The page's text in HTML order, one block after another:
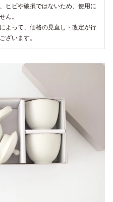
ヒビや破損ではないため、使用に
ん。
よって、価格の見直し・改定が行
ざいます。